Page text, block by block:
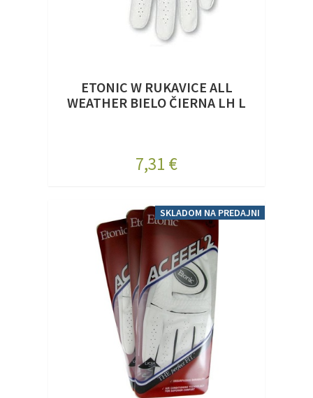
ETONIC W RUKAVICE ALL
WEATHER BIELO ČIERNA LH L
7,31 €
SKLADOM NA PREDAJNI